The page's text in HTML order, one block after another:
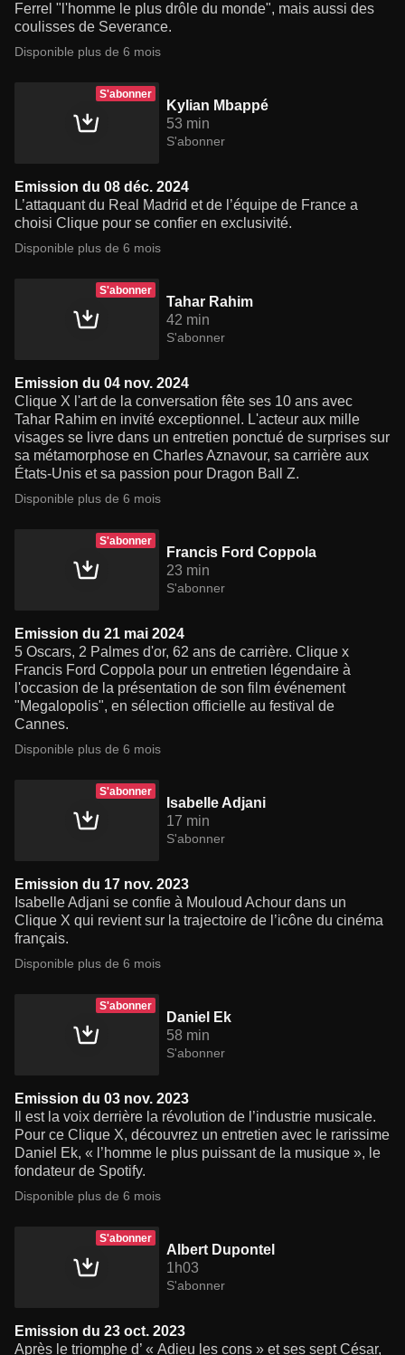
Ferrel "l'homme le plus drôle du monde", mais aussi des
coulisses de Severance.
Disponible plus de 6 mois
S'abonner
Kylian Mbappé
53 min
S'abonner
Emission du 08 déc. 2024
L’attaquant du Real Madrid et de l’équipe de France a
choisi Clique pour se confier en exclusivité.
Disponible plus de 6 mois
S'abonner
Tahar Rahim
42 min
S'abonner
Emission du 04 nov. 2024
Clique X l'art de la conversation fête ses 10 ans avec
Tahar Rahim en invité exceptionnel. L'acteur aux mille
visages se livre dans un entretien ponctué de surprises sur
sa métamorphose en Charles Aznavour, sa carrière aux
États-Unis et sa passion pour Dragon Ball Z.
Disponible plus de 6 mois
S'abonner
Francis Ford Coppola
23 min
S'abonner
Emission du 21 mai 2024
5 Oscars, 2 Palmes d'or, 62 ans de carrière. Clique x
Francis Ford Coppola pour un entretien légendaire à
l'occasion de la présentation de son film événement
"Megalopolis", en sélection officielle au festival de
Cannes.
Disponible plus de 6 mois
S'abonner
Isabelle Adjani
17 min
S'abonner
Emission du 17 nov. 2023
Isabelle Adjani se confie à Mouloud Achour dans un
Clique X qui revient sur la trajectoire de l’icône du cinéma
français.
Disponible plus de 6 mois
S'abonner
Daniel Ek
58 min
S'abonner
Emission du 03 nov. 2023
Il est la voix derrière la révolution de l’industrie musicale.
Pour ce Clique X, découvrez un entretien avec le rarissime
Daniel Ek, « l’homme le plus puissant de la musique », le
fondateur de Spotify.
Disponible plus de 6 mois
S'abonner
Albert Dupontel
1h03
S'abonner
Emission du 23 oct. 2023
Après le triomphe d’ « Adieu les cons » et ses sept César,